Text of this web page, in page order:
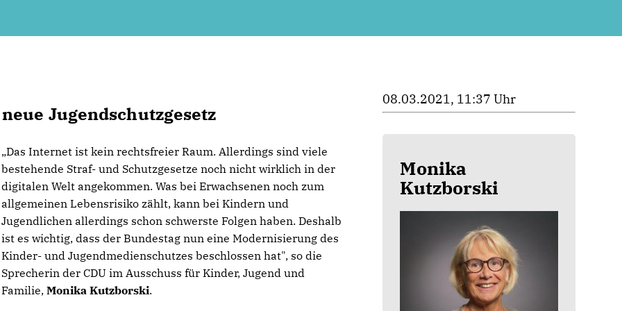
Jugendschutzgesetz
Das Internet ist kein rechtsfreier Raum. Allerdings sind viele
bestehende Straf- und Schutzgesetze noch nicht wirklich in der
digitalen Welt angekommen. Was bei Erwachsenen noch zum
allgemeinen Lebensrisiko zählt, kann bei Kindern und
Jugendlichen allerdings schon schwerste Folgen haben. Deshalb
ist es wichtig, dass der Bundestag nun eine Modernisierung des
Kinder- und Jugendmedienschutzes beschlossen hat", so die
Sprecherin der CDU im Ausschuss für Kinder, Jugend und
Familie,Monika Kutzborski.
08.03.2021, 11:37 Uhr
Monika
Kutzborski